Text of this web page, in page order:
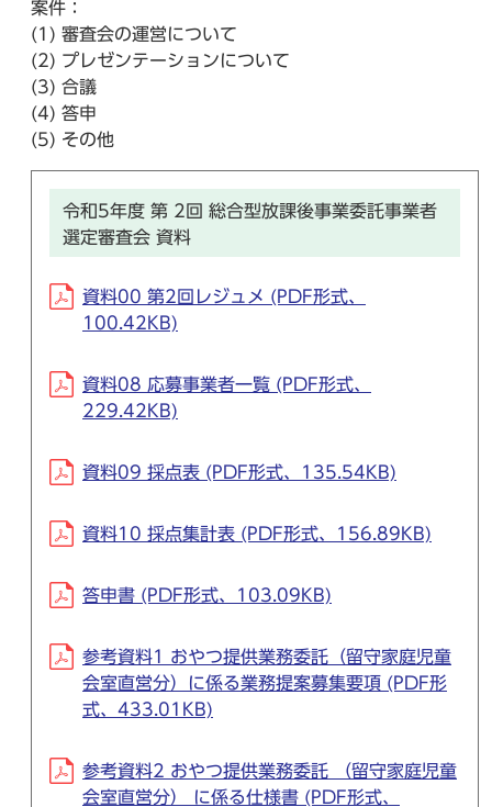
案件：
(1) 審査会の運営について
(2) プレゼンテーションについて
(3) 合議
(4) 答申
(5) その他
令和5年度 第 2回 総合型放課後事業委託事業者
選定審査会 資料
資料00 第2回レジュメ (PDF形式、
100.42KB)
資料08 応募事業者一覧 (PDF形式、
229.42KB)
資料09 採点表 (PDF形式、135.54KB)
資料10 採点集計表 (PDF形式、156.89KB)
答申書 (PDF形式、103.09KB)
参考資料1 おやつ提供業務委託（留守家庭児童
会室直営分）に係る業務提案募集要項 (PDF形
式、433.01KB)
参考資料2 おやつ提供業務委託 （留守家庭児童
会室直営分） に係る仕様書 (PDF形式、